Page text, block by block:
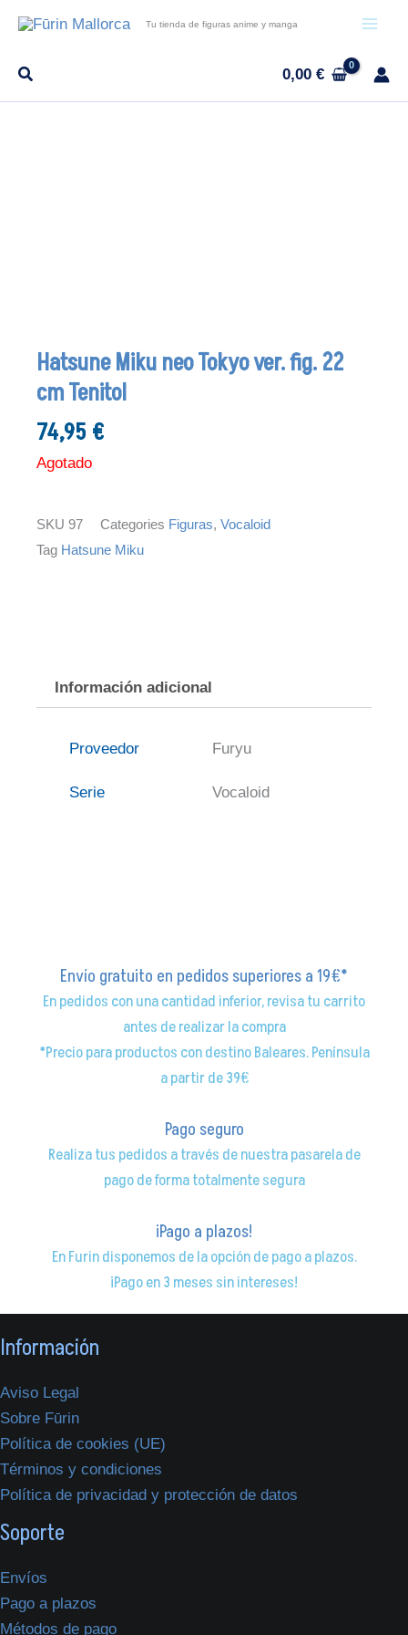
contenido
Tu tienda de figuras anime y manga
0,00€
Hatsune Miku neo Tokyo ver. fig. 22
cm Tenitol
74,95 €
Agotado
SKU 97 Categories Figuras, Vocaloid
Tag Hatsune Miku
Información adicional
Proveedor Furyu
Serie Vocaloid
Envío gratuito en pedidos superiores a 19€*
En pedidos con una cantidad inferior, revisa tu carrito
antes de realizar la compra
*Precio para productos con destino Baleares. Península
a partir de 39€
Pago seguro
Realiza tus pedidos a través de nuestra pasarela de
pago de forma totalmente segura
¡Pago a plazos!
En Furin disponemos de la opción de pago a plazos.
¡Pago en 3 meses sin intereses!
Información
Aviso Legal
Sobre Fūrin
Política de cookies (UE)
Términos y condiciones
Política de privacidad y protección de datos
Soporte
Envíos
Pago a plazos
Métodos de pago